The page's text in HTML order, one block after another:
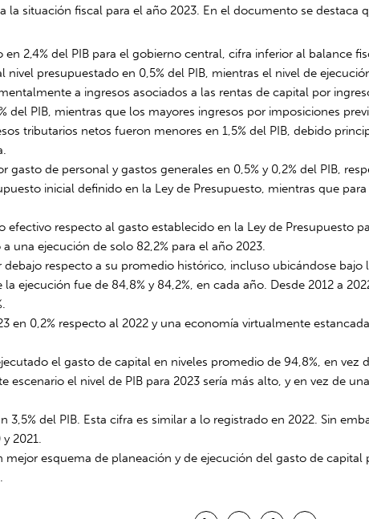
la situación fiscal para el año 2023. En el documento se destaca
en 2,4% del PIB para el gobierno central, cifra inferior al balance
nivel presupuestado en 0,5% del PIB, mientras el nivel de
a ingresos asociados a las rentas de capital por
del PIB, mientras que los mayores ingresos por imposiciones
tributarios netos fueron menores en 1,5% del PIB, debido
gasto de personal y gastos generales en 0,5% y 0,2% del PIB,
inicial definido en la Ley de Presupuesto, mientras que
efectivo respecto al gasto establecido en la Ley de Presupuesto
una ejecución de solo 82,2% para el año 2023.
respecto a su promedio histórico, incluso ubicándose bajo
ejecución fue de 84,8% y 84,2%, en cada año. Desde 2012 a
en 0,2% respecto al 2022 y una economía virtualmente
el gasto de capital en niveles promedio de 94,8%, en
escenario el nivel de PIB para 2023 sería más alto, y en vez de
3,5% del PIB. Esta cifra es similar a lo registrado en 2022. Sin
2021.
mejor esquema de planeación y de ejecución del gasto de